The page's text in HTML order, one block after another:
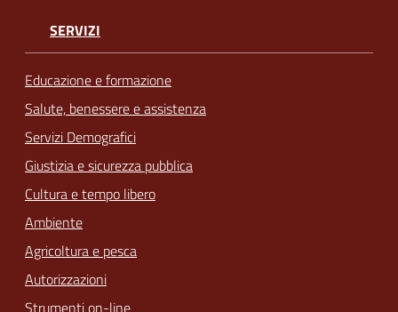
SERVIZI
Educazione e formazione
Salute, benessere e assistenza
Servizi Demografici
Giustizia e sicurezza pubblica
Cultura e tempo libero
Ambiente
Agricoltura e pesca
Autorizzazioni
Strumenti on-line